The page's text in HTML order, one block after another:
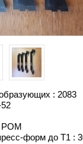
: 2083
форм до Т1 :